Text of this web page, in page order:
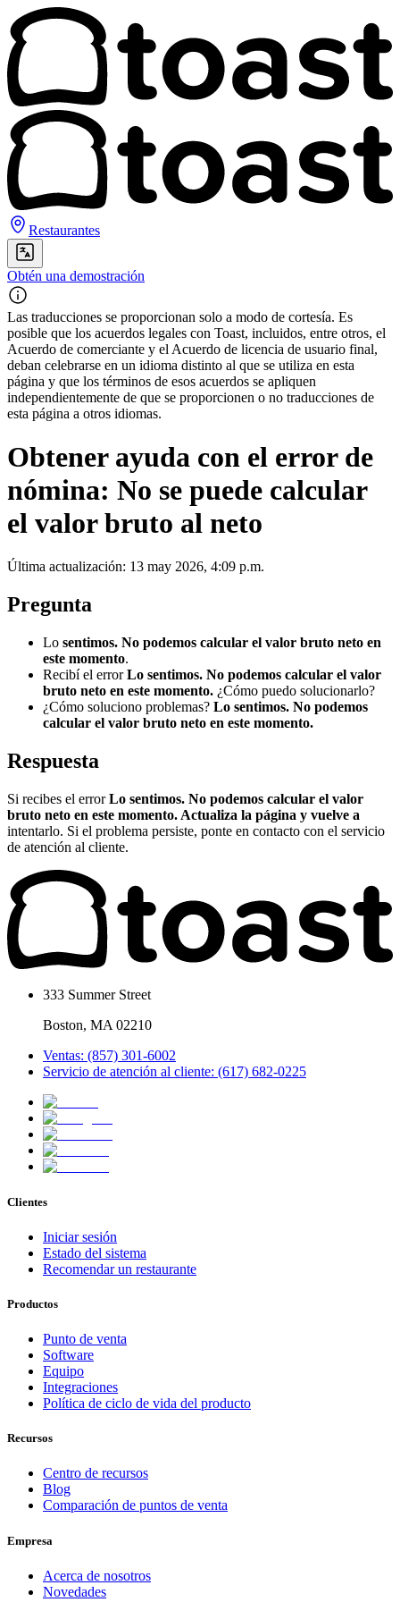
Restaurantes
Obtén una demostración
Las traducciones se proporcionan solo a modo de cortesía. Es
posible que los acuerdos legales con Toast, incluidos, entre otros, el
Acuerdo de comerciante y el Acuerdo de licencia de usuario final,
deban celebrarse en un idioma distinto al que se utiliza en esta
página y que los términos de esos acuerdos se apliquen
independientemente de que se proporcionen o no traducciones de
esta página a otros idiomas.
Obtener ayuda con el error de
nómina: No se puede calcular
el valor bruto al neto
Última actualización: 13 may 2026, 4:09 p.m.
Pregunta
Lo sentimos. No podemos calcular el valor bruto neto en
este momento.
Recibí el errorLo sentimos. No podemos calcular el valor
bruto neto en este momento. ¿Cómo puedo solucionarlo?
¿Cómo soluciono problemas? Lo sentimos. No podemos
calcular el valor bruto neto en este momento.
Respuesta
Si recibes el errorLo sentimos. No podemos calcular el valor
bruto neto en este momento. Actualiza la página y vuelve a
intentarlo. Si el problema persiste, ponte en contacto con el servicio
de atención al cliente.
333 Summer Street
Boston, MA 02210
Ventas: (857) 301-6002
Servicio de atención al cliente: (617) 682-0225
Clientes
Iniciar sesión
Estado del sistema
Recomendar un restaurante
Productos
Punto de venta
Software
Equipo
Integraciones
Política de ciclo de vida del producto
Recursos
Centro de recursos
Blog
Comparación de puntos de venta
Empresa
Acerca de nosotros
Novedades